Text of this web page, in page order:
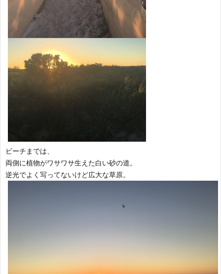
ビーチまでは、
両側に植物がワサワサ生えた白い砂の道。
逆光でよく写ってないけど広大な草原。